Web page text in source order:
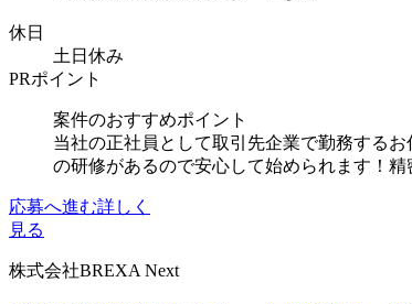
休日
土日休み
PRポイント
案件のおすすめポイント
当社の正社員として取引先企業で勤務する
の研修があるので安心して始められます！精
応募へ進む詳しく
見る
株式会社BREXA Next